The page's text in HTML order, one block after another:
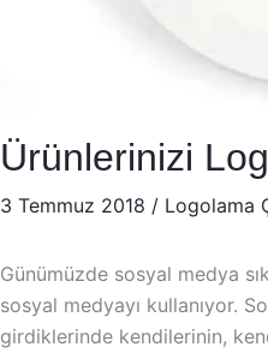
Ürünlerinizi
3 Temmuz 2018 / Logolama
Günümüzde sosyal medya
sosyal medyayı kullanıyor.
girdiklerinde kendilerinin,